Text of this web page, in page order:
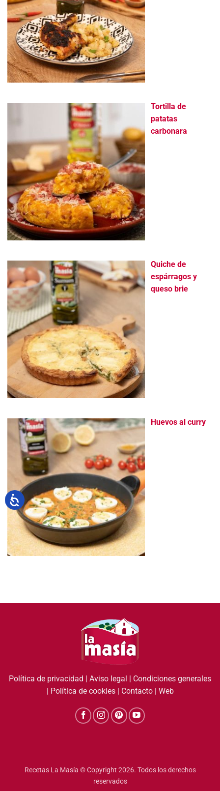
Tortilla de
patatas
carbonara
Quiche de
espárragos y
queso brie
Huevos al curry
Política de privacidad Aviso legal
Condiciones generales
Política de cookies| Contacto| Web
Recetas La Masía © Copyright 2026. Todos los derechos
reservados